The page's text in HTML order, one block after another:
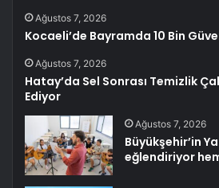
Ağustos 7, 2026
Kocaeli’de Bayramda 10 Bin
Ağustos 7, 2026
Hatay’da Sel Sonrası Temizlik
Ediyor
Ağustos 7, 2026
Büyükşehir’in
eğlendiriyor